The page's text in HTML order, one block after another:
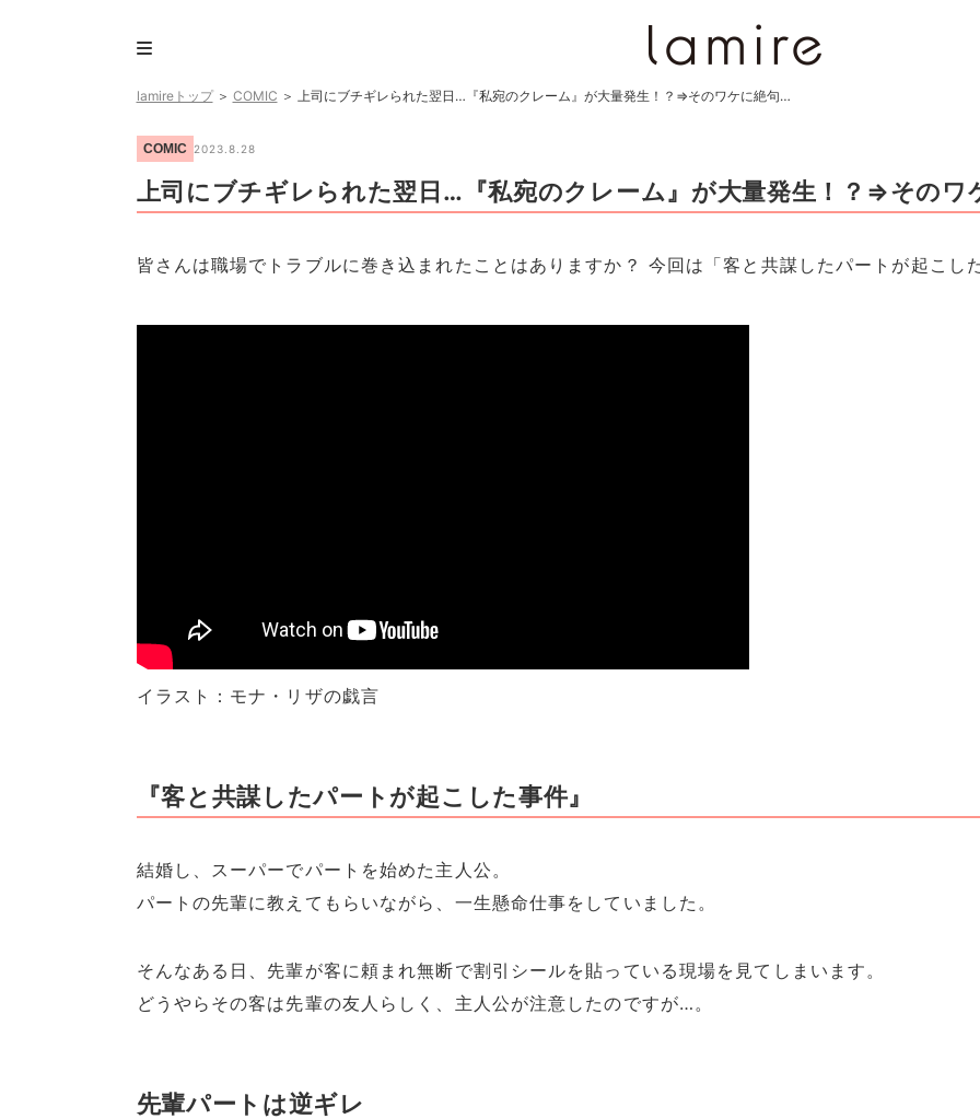
lamireトップ＞ COMIC ＞ 上司にブチギレられた翌日…『私宛のクレーム』が大量発生！？⇒そのワケに絶句…
COMIC 2023.8.28
上司にブチギレられた翌日…『私宛のクレーム』が大量発生！？⇒そのワ
皆さんは職場でトラブルに巻き込まれたことはありますか？ 今回は「客と共謀したパートが起こし
イラスト：モナ・リザの戯言
『客と共謀したパートが起こした事件』
結婚し、スーパーでパートを始めた主人公。
パートの先輩に教えてもらいながら、一生懸命仕事をしていました。
そんなある日、先輩が客に頼まれ無断で割引シールを貼っている現場を見てしまいます。
どうやらその客は先輩の友人らしく、主人公が注意したのですが…。
先輩パートは逆ギレ